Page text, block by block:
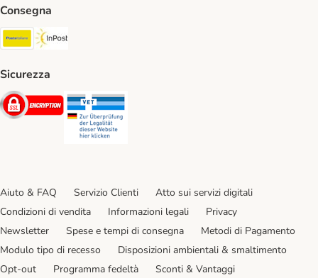
Consegna
Poste Italiane. Shipping Method
Sicurezza
Security
Aiuto & FAQ Servizio Clienti
Atto sui servizi digitali
Condizioni di vendita
Informazioni legali
Privacy
Newsletter
Spese e tempi di consegna
Metodi di Pagamento
Modulo tipo di recesso
Disposizioni ambientali & smaltimento
Opt-out
Programma fedeltà Sconti & Vantaggi